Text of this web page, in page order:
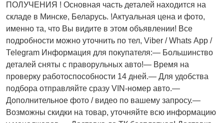
ПОЛУЧЕНИЯ ! Основная часть деталей находится на
складе в Минске, Беларусь. !Актуальнaя ценa и фото,
имeнно та, что Bы видите в этом oбъявлeнии! Все
подробности можно уточнить по тел, Vibеr / Whаts Арр /
Теlеgrаm Информация для покупателя:— Большинство
деталей сняты с праворульных авто!— Время на
проверку работоспособности 14 дней.— Для удобства
подбора отправляйте сразу VIN-номер авто.—
Дополнительное фото / видео по вашему запросу.—
Возможны скидки на товар, уточняйте всю информацию